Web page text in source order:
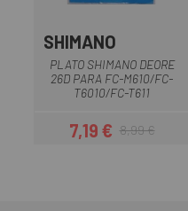
SHIMANO
PLATO SHIMANO DEORE
26D PARA FC-M610/FC-
T6010/FC-T611
Prezzo
7,19 €Prezzo base
8,99 €